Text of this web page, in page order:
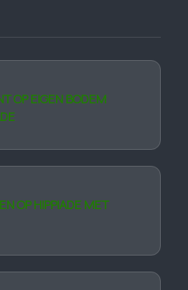
OP EIGEN BODEM
OP HIPPIADE MET